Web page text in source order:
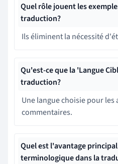
Quel rôle jouent les
traduction?
Ils éliminent la nécessité
Qu'est-ce que la 'Langue
traduction?
Une langue choisie pour
commentaires.
Quel est l'avantage
terminologique dans la